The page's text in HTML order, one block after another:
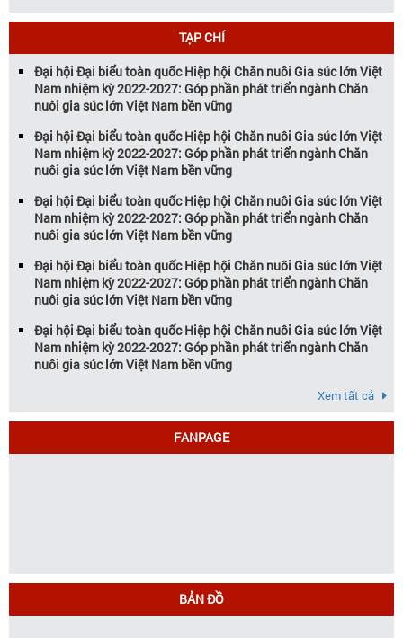
Vietstock đã khẳng định vị thế là triển […]
TẠP CHÍ
Đại hội Đại biểu toàn quốc Hiệp hội Chăn nuôi Gia súc lớn Việt
Nam nhiệm kỳ 2022-2027: Góp phần phát triển ngành Chăn
nuôi gia súc lớn Việt Nam bền vững
Đại hội Đại biểu toàn quốc Hiệp hội Chăn nuôi Gia súc lớn Việt
Nam nhiệm kỳ 2022-2027: Góp phần phát triển ngành Chăn
nuôi gia súc lớn Việt Nam bền vững
Đại hội Đại biểu toàn quốc Hiệp hội Chăn nuôi Gia súc lớn Việt
Nam nhiệm kỳ 2022-2027: Góp phần phát triển ngành Chăn
nuôi gia súc lớn Việt Nam bền vững
Đại hội Đại biểu toàn quốc Hiệp hội Chăn nuôi Gia súc lớn Việt
Nam nhiệm kỳ 2022-2027: Góp phần phát triển ngành Chăn
nuôi gia súc lớn Việt Nam bền vững
Đại hội Đại biểu toàn quốc Hiệp hội Chăn nuôi Gia súc lớn Việt
Nam nhiệm kỳ 2022-2027: Góp phần phát triển ngành Chăn
nuôi gia súc lớn Việt Nam bền vững
Xem tất cả
FANPAGE
BẢN ĐỒ